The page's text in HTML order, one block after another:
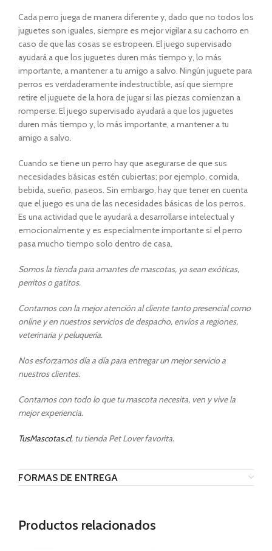
Cada perro juega de manera diferente y, dado que no todos los
juguetes son iguales, siempre es mejor vigilar a su cachorro en
caso de que las cosas se estropeen. El juego supervisado
ayudará a que los juguetes duren más tiempo y, lo más
importante, a mantener a tu amigo a salvo. Ningún juguete para
perros es verdaderamente indestructible, así que siempre
retire el juguete de la hora de jugar si las piezas comienzan a
romperse. El juego supervisado ayudará a que los juguetes
duren más tiempo y, lo más importante, a mantener a tu
amigo a salvo.
Cuando se tiene un perro hay que asegurarse de que sus
necesidades básicas estén cubiertas; por ejemplo, comida,
bebida, sueño, paseos. Sin embargo, hay que tener en cuenta
que el juego es una de las necesidades básicas de los perros.
Es una actividad que le ayudará a desarrollarse intelectual y
emocionalmente y es especialmente importante si el perro
pasa mucho tiempo solo dentro de casa.
Somos la tienda para amantes de mascotas, ya sean exóticas,
perritos o gatitos.
Contamos con la mejor atención al cliente tanto presencial como
online y en nuestros servicios de despacho, envíos a regiones,
veterinaria y peluquería.
Nos esforzamos día a día para entregar un mejor servicio a
nuestros clientes.
Contamos con todo lo que tu mascota necesita, ven y vive la
mejor experiencia.
TusMascotas.cl, tu tienda Pet Lover favorita.
FORMAS DE ENTREGA
Productos relacionados